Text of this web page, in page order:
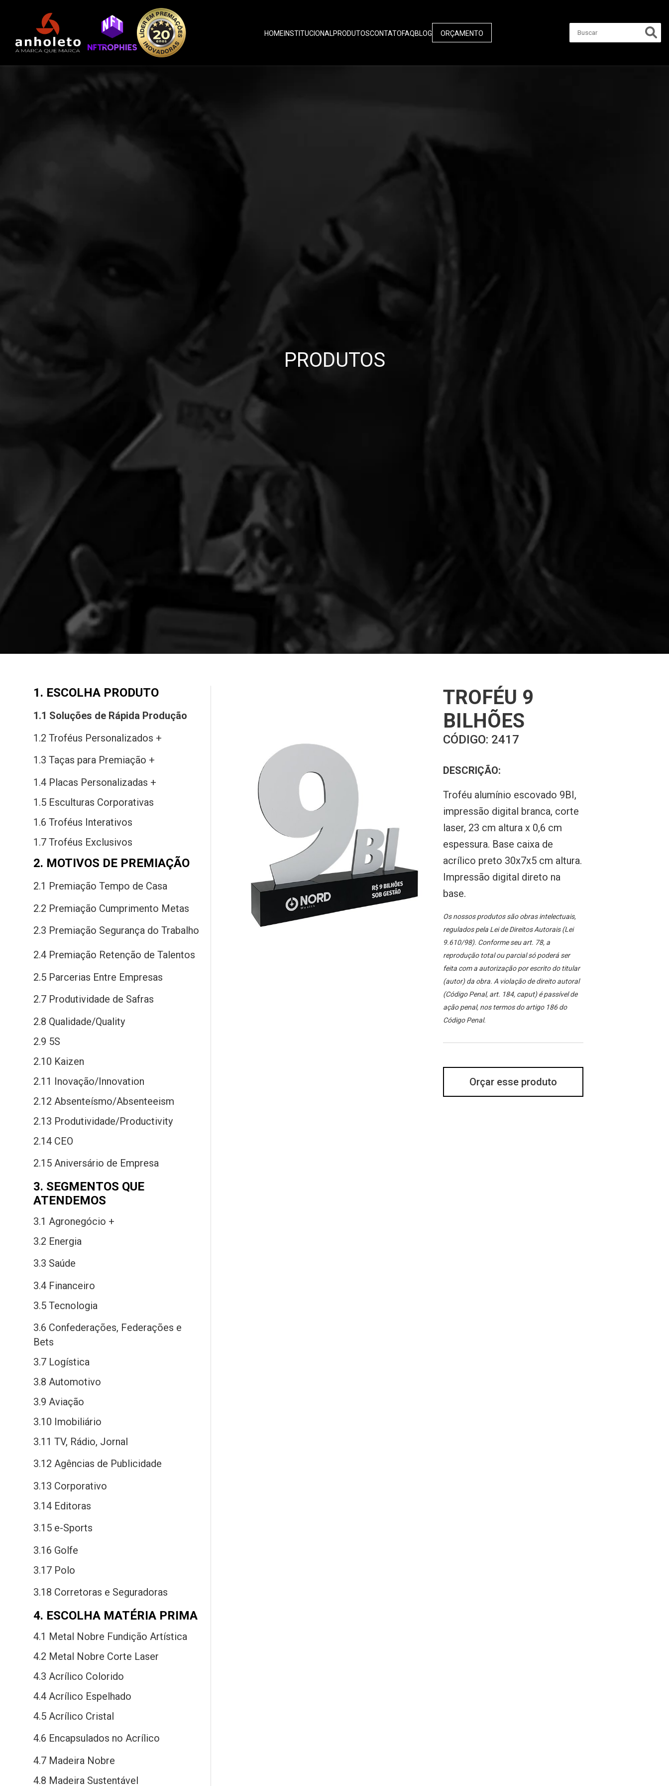
HOME INSTITUCIONALPRODUTOSCONTATOFAQBLOG ORÇAMENTO
PRODUTOS
1. ESCOLHA PRODUTO
1.1 Soluções de Rápida Produção
1.2 Troféus Personalizados +
1.3 Taças para Premiação +
1.4 Placas Personalizadas +
1.5 Esculturas Corporativas
1.6 Troféus Interativos
1.7 Troféus Exclusivos
2. MOTIVOS DE PREMIAÇÃO
2.1 Premiação Tempo de Casa
2.2 Premiação Cumprimento Metas
2.3 Premiação Segurança do Trabalho
2.4 Premiação Retenção de Talentos
2.5 Parcerias Entre Empresas
2.7 Produtividade de Safras
2.8 Qualidade/Quality
2.9 5S
2.10 Kaizen
2.11 Inovação/Innovation
2.12 Absenteísmo/Absenteeism
2.13 Produtividade/Productivity
2.14 CEO
2.15 Aniversário de Empresa
3. SEGMENTOS QUE
ATENDEMOS
3.1 Agronegócio +
3.2 Energia
3.3 Saúde
3.4 Financeiro
3.5 Tecnologia
3.6 Confederações, Federações e
Bets
3.7 Logística
3.8 Automotivo
3.9 Aviação
3.10 Imobiliário
3.11 TV, Rádio, Jornal
3.12 Agências de Publicidade
3.13 Corporativo
3.14 Editoras
3.15 e-Sports
3.16 Golfe
3.17 Polo
3.18 Corretoras e Seguradoras
4. ESCOLHA MATÉRIA PRIMA
4.1 Metal Nobre Fundição Artística
4.2 Metal Nobre Corte Laser
4.3 Acrílico Colorido
4.4 Acrílico Espelhado
4.5 Acrílico Cristal
4.6 Encapsulados no Acrílico
4.7 Madeira Nobre
4.8 Madeira Sustentável
TROFÉU 9
BILHÕES
CÓDIGO: 2417
DESCRIÇÃO:
Troféu alumínio escovado 9BI,
impressão digital branca, corte
laser, 23 cm altura x 0,6 cm
espessura. Base caixa de
acrílico preto 30x7x5 cm altura.
Impressão digital direto na
base.
Os nossos produtos são obras intelectuais,
regulados pela Lei de Direitos Autorais (Lei
9.610/98). Conforme seu art. 78, a
reprodução total ou parcial só poderá ser
feita com a autorização por escrito do titular
(autor) da obra. A violação de direito autoral
(Código Penal, art. 184, caput) é passível de
ação penal, nos termos do artigo 186 do
Código Penal.
Orçar esse produto